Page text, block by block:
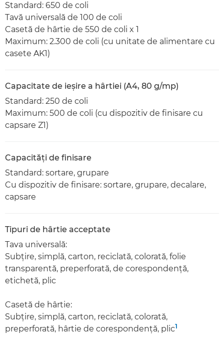
Standard: 650 de coli
Tavă universală de 100 de coli
Casetă de hârtie de 550 de coli x 1
Maximum: 2.300 de coli (cu unitate de alimentare cu
casete AK1)
Capacitate de ieşire a hârtiei (A4, 80 g/mp)
Standard: 250 de coli
Maximum: 500 de coli (cu dispozitiv de finisare cu
capsare Z1)
Capacităţi de finisare
Standard: sortare, grupare
Cu dispozitiv de finisare: sortare, grupare, decalare,
capsare
Tipuri de hârtie acceptate
Tava universală:
Subţire, simplă, carton, reciclată, colorată, folie
transparentă, preperforată, de corespondenţă,
etichetă, plic
Casetă de hârtie:
Subţire, simplă, carton, reciclată, colorată,
preperforată, hârtie de corespondenţă, plic1